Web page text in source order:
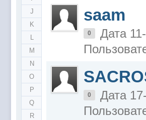
J
K
L
M
N
O
P
Q
R
saam
0
Дата
0
Дата